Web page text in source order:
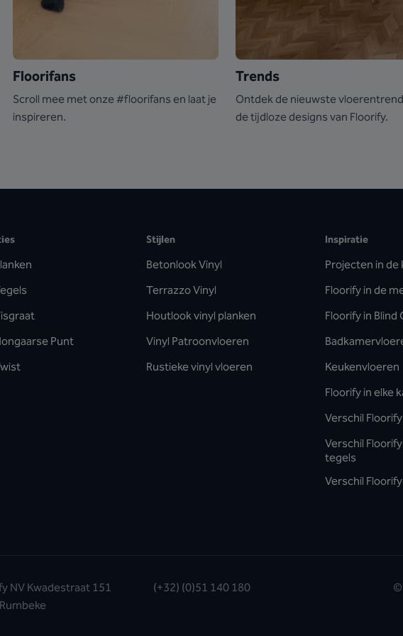
Floorifans
Scroll mee met onze #floorifans en laat je
inspireren.
Trends
Ontdek de nieuwste
de tijdloze designs van Floorify.
Punt
Stijlen
Betonlook Vinyl
Terrazzo Vinyl
Houtlook vinyl planken
Vinyl Patroonvloeren
Rustieke vinyl vloeren
Inspiratie
Projecten in de
Floorify in de
Floorify in Blind
Keukenvloeren
Floorify in elke
Verschil
Verschil
tegels
Verschil
NV Kwadestraat 151
(+32) (0)51 140 180 ©